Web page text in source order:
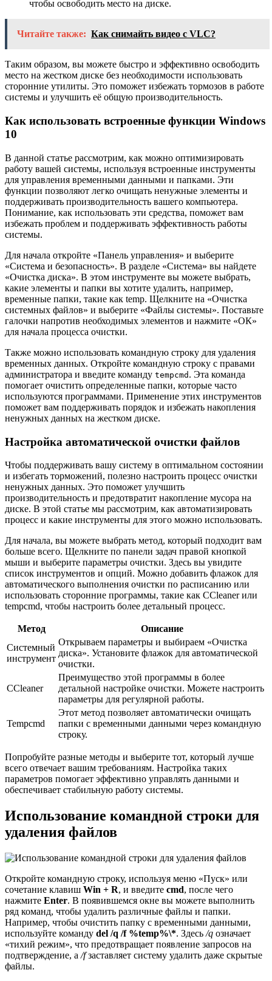
чтобы освободить место на диске.
Читайте также: Как снимайть видео с VLC?
Таким образом, вы можете быстро и эффективно освободить
место на жестком диске без необходимости использовать
сторонние утилиты. Это поможет избежать тормозов в работе
системы и улучшить её общую производительность.
Как использовать встроенные функции Windows
10
В данной статье рассмотрим, как можно оптимизировать
работу вашей системы, используя встроенные инструменты
для управления временными данными и папками. Эти
функции позволяют легко очищать ненужные элементы и
поддерживать производительность вашего компьютера.
Понимание, как использовать эти средства, поможет вам
избежать проблем и поддерживать эффективность работы
системы.
Для начала откройте «Панель управления» и выберите
«Система и безопасность». В разделе «Система» вы найдете
«Очистка диска». В этом инструменте вы можете выбрать,
какие элементы и папки вы хотите удалить, например,
временные папки, такие как temp. Щелкните на «Очистка
системных файлов» и выберите «Файлы системы». Поставьте
галочки напротив необходимых элементов и нажмите «ОК»
для начала процесса очистки.
Также можно использовать командную строку для удаления
временных данных. Откройте командную строку с правами
администратора и введите команду tempcmd . Эта команда
помогает очистить определенные папки, которые часто
используются программами. Применение этих инструментов
поможет вам поддерживать порядок и избежать накопления
ненужных данных на жестком диске.
Настройка автоматической очистки файлов
Чтобы поддерживать вашу систему в оптимальном состоянии
и избегать торможений, полезно настроить процесс очистки
ненужных данных. Это поможет улучшить
производительность и предотвратит накопление мусора на
диске. В этой статье мы рассмотрим, как автоматизировать
процесс и какие инструменты для этого можно использовать.
Для начала, вы можете выбрать метод, который подходит вам
больше всего. Щелкните по панели задач правой кнопкой
мыши и выберите параметры очистки. Здесь вы увидите
список инструментов и опций. Можно добавить флажок для
автоматического выполнения очистки по расписанию или
использовать сторонние программы, такие как CCleaner или
tempcmd, чтобы настроить более детальный процесс.
Метод
Описание
Системный
инструмент
Открываем параметры и выбираем «Очистка
диска». Установите флажок для автоматической
очистки.
CCleaner
Преимущество этой программы в более
детальной настройке очистки. Можете настроить
параметры для регулярной работы.
Tempcmd
Этот метод позволяет автоматически очищать
папки с временными данными через командную
строку.
Попробуйте разные методы и выберите тот, который лучше
всего отвечает вашим требованиям. Настройка таких
параметров помогает эффективно управлять данными и
обеспечивает стабильную работу системы.
Использование командной строки для
удаления файлов
Откройте командную строку, используя меню «Пуск» или
сочетание клавиш Win + R, и введите cmd, после чего
нажмите Enter. В появившемся окне вы можете выполнить
ряд команд, чтобы удалить различные файлы и папки.
Например, чтобы очистить папку с временными данными,
используйте команду del /q /f %temp%\*. Здесь /q означает
«тихий режим», что предотвращает появление запросов на
подтверждение, а /fзаставляет систему удалить даже скрытые
файлы.